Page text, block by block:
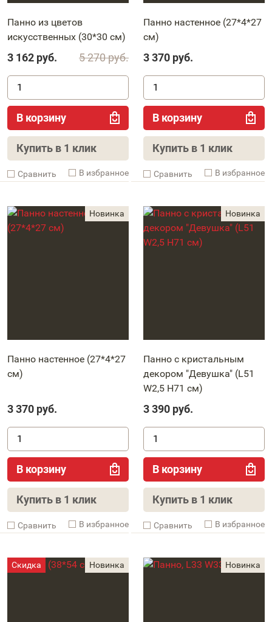
Панно из цветов
искусственных (30*30 см)
5 270руб.
3 162 руб.
В корзину
Купить в 1 клик
Cравнить В избранное
Панно настенное (27*4*27
см)
3 370 руб.
В корзину
Купить в 1 клик
Cравнить В избранное
Панно настенное (27*4*27
см)
3 370 руб.
В корзину
Купить в 1 клик
Cравнить В избранное
Панно с кристальным
декором "Девушка" (L51
W2,5 H71 см)
3 390 руб.
В корзину
Купить в 1 клик
Cравнить В избранное